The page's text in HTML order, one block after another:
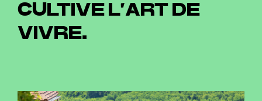
CULTIVE L’ART DE
VIVRE.